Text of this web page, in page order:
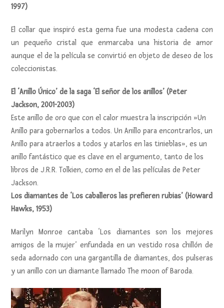
1997)
El collar que inspiró esta gema fue una modesta cadena con
un pequeño cristal que enmarcaba una historia de amor
aunque el de la película se convirtió en objeto de deseo de los
coleccionistas.
El ‘Anillo Único’ de la saga ‘El señor de los anillos’ (Peter
Jackson, 2001-2003)
Este anillo de oro que con el calor muestra la inscripción »Un
Anillo para gobernarlos a todos. Un Anillo para encontrarlos, un
Anillo para atraerlos a todos y atarlos en las tinieblas», es un
anillo fantástico que es clave en el argumento, tanto de los
libros de J.R.R. Tolkien, como en el de las películas de Peter
Jackson.
Los diamantes de ‘Los caballeros las prefieren rubias’ (Howard
Hawks, 1953)
Marilyn Monroe cantaba ‘Los diamantes son los mejores
amigos de la mujer’ enfundada en un vestido rosa chillón de
seda adornado con una gargantilla de diamantes, dos pulseras
y un anillo con un diamante llamado The moon of Baroda.